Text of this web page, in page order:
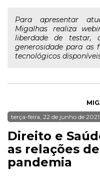
Para apresentar
Migalhas realiza
liberdade de testar,
generosidade para as
tecnológicos
terça-feira, 22 de junho de 2021
Direito e
as relações
pandemia